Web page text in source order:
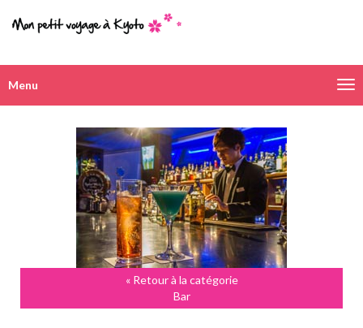
Menu
« Retour à la catégorie
Bar